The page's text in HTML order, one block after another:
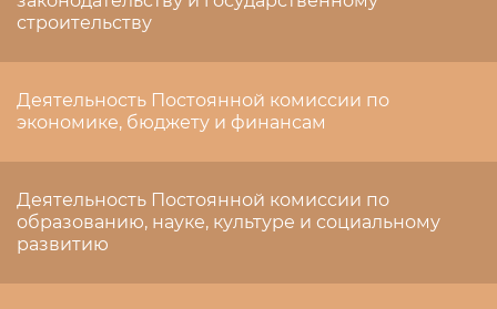
строительству
Деятельность Постоянной комиссии по
экономике, бюджету и финансам
Деятельность Постоянной комиссии по
образованию, науке, культуре и социальному
развитию